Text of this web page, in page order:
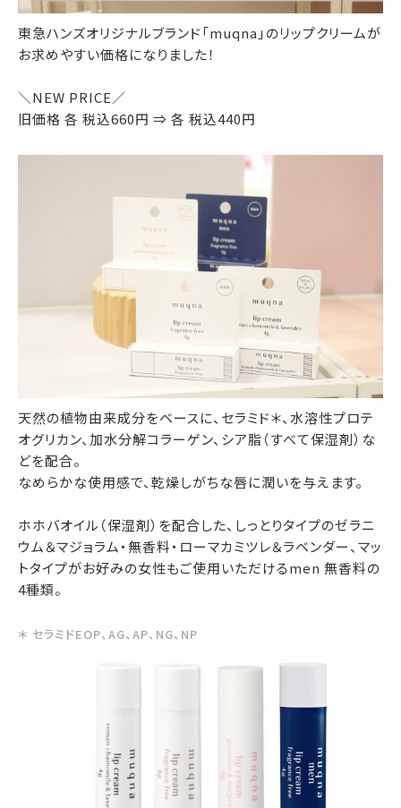
東急ハンズオリジナルブランド「muqna」のリップクリームが
お求めやすい価格になりました！
＼NEW PRICE／
旧価格 各 税込660円 ⇒ 各 税込440円
天然の植物由来成分をベースに、セラミド＊、水溶性プロテ
オグリカン、加水分解コラーゲン、シア脂（すべて保湿剤）な
どを配合。
なめらかな使用感で、乾燥しがちな唇に潤いを与えます。
ホホバオイル（保湿剤）を配合した、しっとりタイプのゼラニ
ウム＆マジョラム・無香料・ローマカミツレ＆ラベンダー、マッ
トタイプがお好みの女性もご使用いただけるmen 無香料の
4種類。
＊ セラミドEOP、AG、AP、NG、NP